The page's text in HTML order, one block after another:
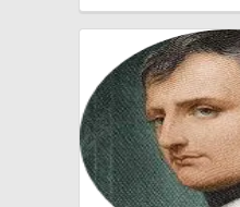
Ozlusozler.com